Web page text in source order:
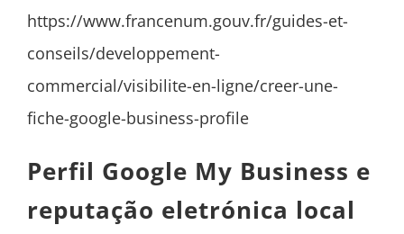
https://www.francenum.gouv.fr/guides-et-
conseils/developpement-
commercial/visibilite-en-ligne/creer-une-
fiche-google-business-profile
Perfil Google My Business e
reputação eletrónica local